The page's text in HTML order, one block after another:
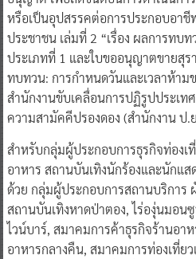
หรือเป็นอุปสรรคต่อการประกอบอาชี
ประชาชน เล่มที่ 2 “เรื่อง ผลการทบ
ประเภทที่ 1 และใบขออนุญาตขายสุร
ทบทวน: การกำหนดวันและเวลาห้าม
สำนักงานขับเคลื่อนการปฏิรูปประเท
ความสามัคคีปรองดอง (สำนักงาน ป.
สำหรับกลุ่มผู้ประกอบการธุรกิจท่องเ
อาหาร สถานบันเทิงนักร้องและนักแ
ด้วย กลุ่มผู้ประกอบการสถานบริการ
สถานบันเทิงหาดป่าตอง, ไร่องุ่นมอ
ไวน์บาร์, สมาคมการค้าธุรกิจร้านอา
อาหารกลางคืน, สมาคมการท่องเที่ย